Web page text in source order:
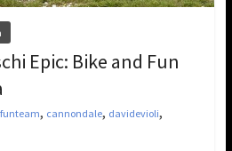
Epic: Bike and Fun
, cannondale, davidevioli,